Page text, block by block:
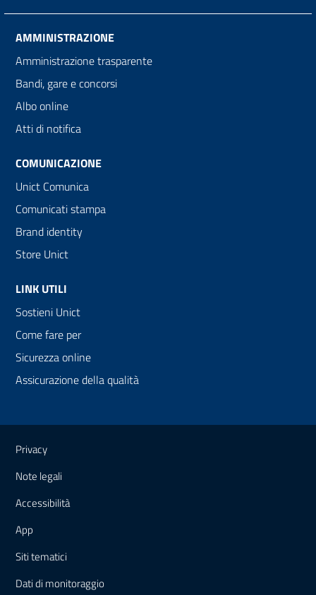
AMMINISTRAZIONE
Amministrazione trasparente
Bandi, gare e concorsi
Albo online
Atti di notifica
COMUNICAZIONE
Unict Comunica
Comunicati stampa
Brand identity
Store Unict
LINK UTILI
Sostieni Unict
Come fare per
Sicurezza online
Assicurazione della qualità
Link e informazioni utili
Privacy
Note legali
Accessibilità
App
Siti tematici
Dati di monitoraggio